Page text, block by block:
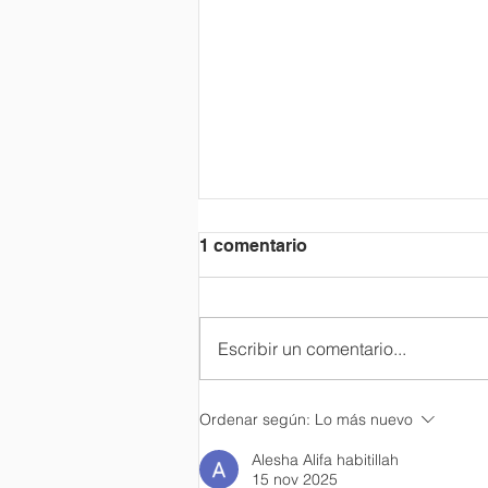
La Dimensión espiritual en
la semana Liceista.
1 comentario
Escribir un comentario...
Ordenar según: Lo más nuevo
Alesha Alifa habitillah
15 nov 2025